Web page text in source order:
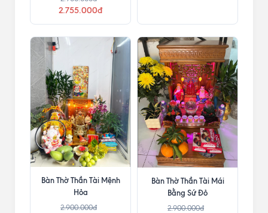
2.755.000đ
Bàn Thờ Thần Tài Mệnh
Hỏa
2.900.000đ
Bàn Thờ Thần Tài Mái
Bằng Sứ Đỏ
2.900.000đ